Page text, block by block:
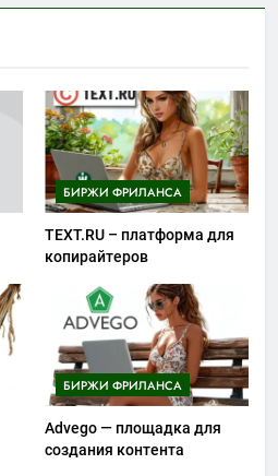
БИРЖИ ФРИЛАНСА
TEXT.RU – платформа для
копирайтеров
БИРЖИ ФРИЛАНСА
Advego — площадка для
создания контента